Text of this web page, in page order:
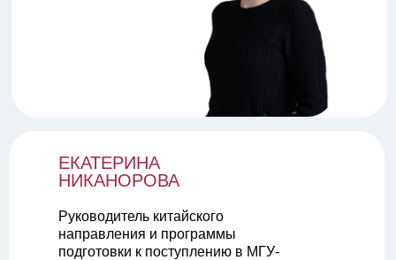
Руководитель китайского
направления и программы
подготовки к поступлению в МГУ-
ЕКАТЕРИНА
НИКАНОРОВА